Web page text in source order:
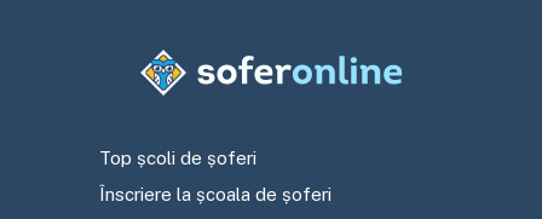
Top școli de șoferi
Înscriere la școala de șoferi